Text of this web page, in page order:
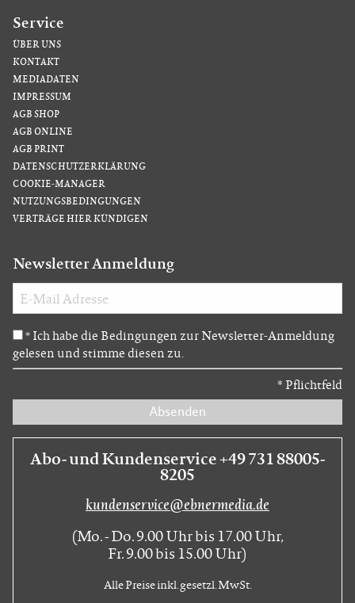
Service
ÜBER UNS
KONTAKT
MEDIADATEN
IMPRESSUM
AGB SHOP
AGB ONLINE
AGB PRINT
DATENSCHUTZERKLÄRUNG
COOKIE-MANAGER
NUTZUNGSBEDINGUNGEN
VERTRÄGE HIER KÜNDIGEN
Newsletter Anmeldung
* Ich habe die Bedingungen zur Newsletter-Anmeldung
gelesen und stimme diesen zu.
* Pflichtfeld
Absenden
Abo- und Kundenservice +49 731 88005-
8205
kundenservice@ebnermedia.de
(Mo. - Do. 9.00 Uhr bis 17.00 Uhr,
Fr. 9.00 bis 15.00 Uhr)
Alle Preise inkl. gesetzl. MwSt.